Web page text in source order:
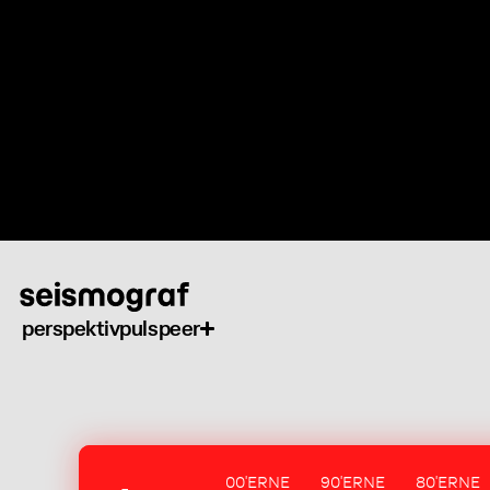
perspektivpulspeer
00'ERNE 90'ERNE 80'ERNE